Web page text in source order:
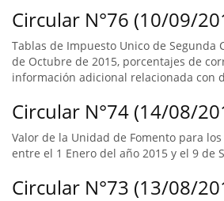
Circular N°76 (10/09/
Tablas de Impuesto Unico de Segunda
de Octubre de 2015, porcentajes de
información adicional relacionada con
Circular N°74 (14/08/
Valor de la Unidad de Fomento para
entre el 1 Enero del año 2015 y el 9 de
Circular N°73 (13/08/